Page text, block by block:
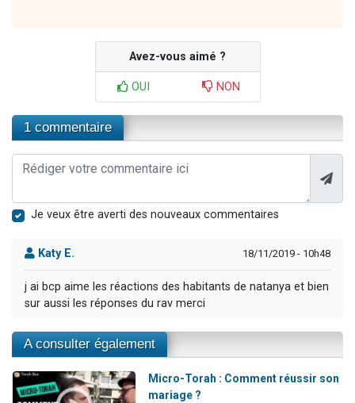
Avez-vous aimé ?
OUI NON
1 commentaire
Je veux être averti des nouveaux commentaires
Katy E. 18/11/2019 - 10h48
j ai bcp aime les réactions des habitants de natanya et bien
sur aussi les réponses du rav merci
A consulter également
Micro-Torah : Comment réussir son
mariage ?